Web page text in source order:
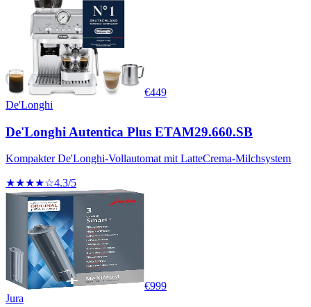
€449
De'Longhi
De'Longhi Autentica Plus ETAM29.660.SB
Kompakter De'Longhi-Vollautomat mit LatteCrema-Milchsystem
★★★★☆4.3/5
€999
Jura